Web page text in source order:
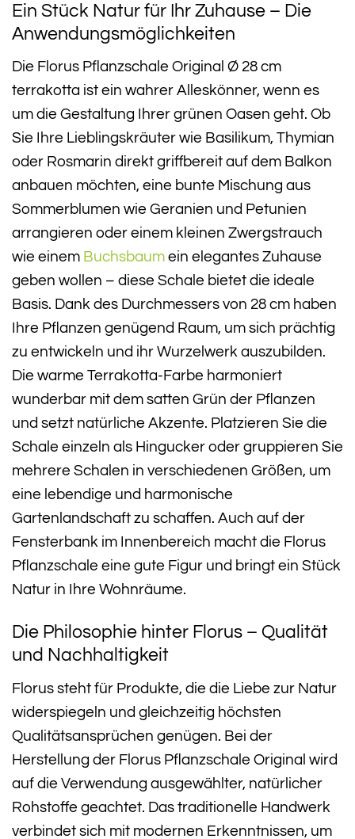
Ein Stück Natur für Ihr Zuhause – Die
Anwendungsmöglichkeiten
Die Florus Pflanzschale Original Ø 28 cm
terrakotta ist ein wahrer Alleskönner, wenn es
um die Gestaltung Ihrer grünen Oasen geht. Ob
Sie Ihre Lieblingskräuter wie Basilikum, Thymian
oder Rosmarin direkt griffbereit auf dem Balkon
anbauen möchten, eine bunte Mischung aus
Sommerblumen wie Geranien und Petunien
arrangieren oder einem kleinen Zwergstrauch
wie einem Buchsbaum ein elegantes Zuhause
geben wollen – diese Schale bietet die ideale
Basis. Dank des Durchmessers von 28 cm haben
Ihre Pflanzen genügend Raum, um sich prächtig
zu entwickeln und ihr Wurzelwerk auszubilden.
Die warme Terrakotta-Farbe harmoniert
wunderbar mit dem satten Grün der Pflanzen
und setzt natürliche Akzente. Platzieren Sie die
Schale einzeln als Hingucker oder gruppieren Sie
mehrere Schalen in verschiedenen Größen, um
eine lebendige und harmonische
Gartenlandschaft zu schaffen. Auch auf der
Fensterbank im Innenbereich macht die Florus
Pflanzschale eine gute Figur und bringt ein Stück
Natur in Ihre Wohnräume.
Die Philosophie hinter Florus – Qualität
und Nachhaltigkeit
Florus steht für Produkte, die die Liebe zur Natur
widerspiegeln und gleichzeitig höchsten
Qualitätsansprüchen genügen. Bei der
Herstellung der Florus Pflanzschale Original wird
auf die Verwendung ausgewählter, natürlicher
Rohstoffe geachtet. Das traditionelle Handwerk
verbindet sich mit modernen Erkenntnissen, um